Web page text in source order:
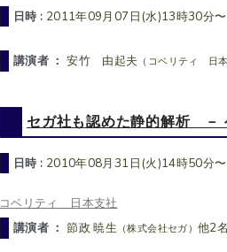
日時 : 2011年09月07日(水)13時30分
講演者 ：安竹 由起夫 （コベリティ 日本
セガ社も認めた静的解析 －
日時 : 2010年08月31日(火)14時50分
コベリティ 日本支社
講演者 ：節政 暁生 （株式会社セガ） 他2名